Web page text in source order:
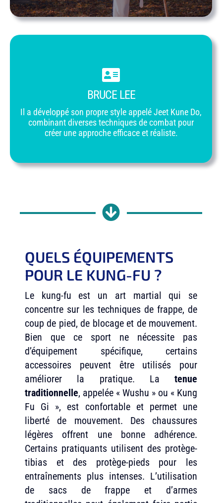
BRUCE LEE
Il a développé son propre style appelé Jeet Kune Do,
combinant diverses techniques de combat pour
créer une approche efficace et réaliste.
QUELS ÉQUIPEMENTS
POUR LE KUNG-FU ?
Le kung-fu est un art martial qui se
concentre sur les techniques de frappe, de
coup de pied, de blocage et de mouvement.
Bien que ce sport ne nécessite pas
d’équipement spécifique, certains
accessoires peuvent être utilisés pour
améliorer la pratique. Latenue
traditionnelle, appelée « Wushu » ou « Kung
Fu Gi », est confortable et permet une
liberté de mouvement. Des chaussures
légères offrent une bonne adhérence.
Certains pratiquants utilisent des protège-
tibias et des protège-pieds pour les
entraînements plus intenses. L’utilisation
de sacs de frappe et d’armes